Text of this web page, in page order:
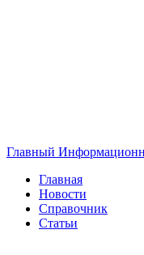
Главный
Главная
Новости
Справочник
Статьи